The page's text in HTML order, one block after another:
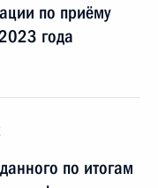
по приёму
года
по итогам